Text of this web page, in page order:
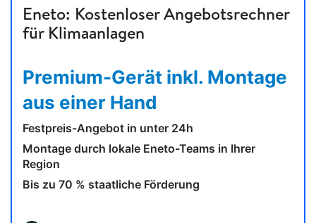
Eneto: Kostenloser Angebotsrechner
für Klimaanlagen
Premium-Gerät inkl. Montage
aus einer Hand
Festpreis-Angebot in unter 24h
Montage durch lokale Eneto-Teams in Ihrer
Region
Bis zu 70 % staatliche Förderung